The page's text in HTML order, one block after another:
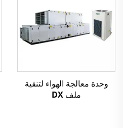
وحدة معالجة الهواء لتنقية
ملف DX